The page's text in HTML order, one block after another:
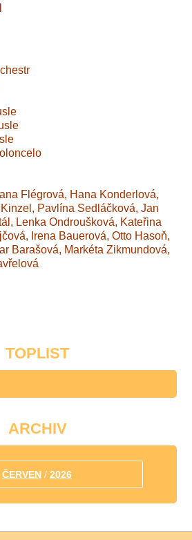
Flégrová, Hana Konderlová,
Pavlína Sedláčková, Jan
Lenka Ondroušková, Kateřina
Irena Bauerová, Otto Hasoň,
Barašová, Markéta Zikmundová,
TOPLIST
ARCHIV
ČERVEN/ 2026